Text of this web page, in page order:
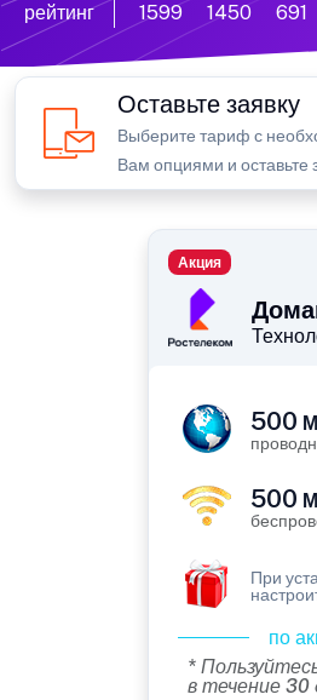
рейтинг 1599 1450 691
Оставьте заявку
Выберите тариф с
Вам опциями и оставьте
Акция
500
500
При
по
*
в течение 30